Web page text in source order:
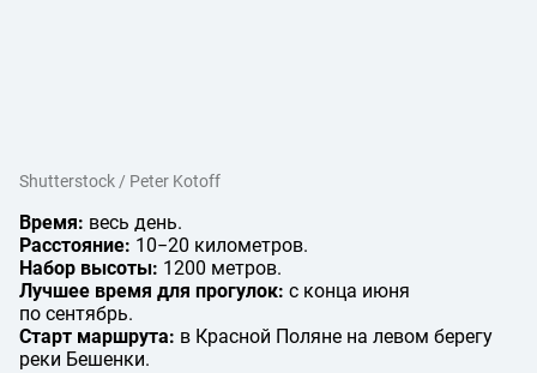
Shutterstock / Peter Kotoff
Время: весь день.
Расстояние: 10−20 километров.
Набор высоты: 1200 метров.
Лучшее время для прогулок: с конца июня
по сентябрь.
Старт маршрута: в Красной Поляне на левом берегу
реки Бешенки.